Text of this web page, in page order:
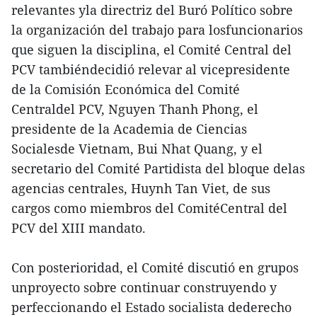
relevantes yla directriz del Buró Político sobre
la organización del trabajo para losfuncionarios
que siguen la disciplina, el Comité Central del
PCV tambiéndecidió relevar al vicepresidente
de la Comisión Económica del Comité
Centraldel PCV, Nguyen Thanh Phong, el
presidente de la Academia de Ciencias
Socialesde Vietnam, Bui Nhat Quang, y el
secretario del Comité Partidista del bloque delas
agencias centrales, Huynh Tan Viet, de sus
cargos como miembros del ComitéCentral del
PCV del XIII mandato.
Con posterioridad, el Comité discutió en grupos
unproyecto sobre continuar construyendo y
perfeccionando el Estado socialista dederecho